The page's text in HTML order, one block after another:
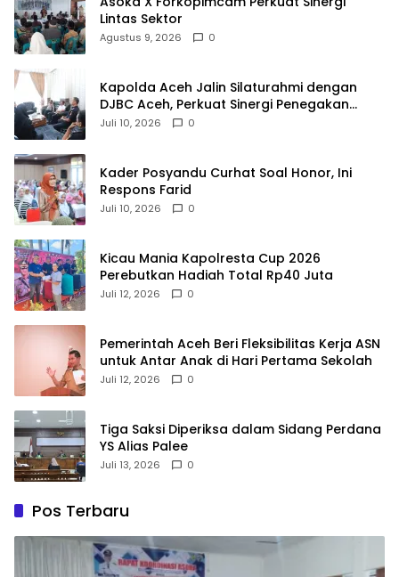
Lintas Sektor
Agustus 9, 2026 0
Kapolda Aceh Jalin Silaturahmi dengan
DJBC Aceh, Perkuat Sinergi Penegakan
Hukum
Juli 10, 2026 0
Kader Posyandu Curhat Soal Honor, Ini
Respons Farid
Juli 10, 2026 0
Kicau Mania Kapolresta Cup 2026
Perebutkan Hadiah Total Rp40 Juta
Juli 12, 2026 0
Pemerintah Aceh Beri Fleksibilitas Kerja ASN
untuk Antar Anak di Hari Pertama Sekolah
Juli 12, 2026 0
Tiga Saksi Diperiksa dalam Sidang Perdana
YS Alias Palee
Juli 13, 2026 0
Pos Terbaru